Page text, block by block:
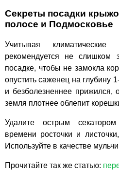
Секреты посадки
полосе и Подмосковье
Учитывая климатические
рекомендуется не слишком
посадке, чтобы не замокла
опустить саженец на глубину
и безболезненнее прижился,
земля плотнее облепит
Удалите острым
времени росточки и
Используйте в качестве
Прочитайте так же статью: